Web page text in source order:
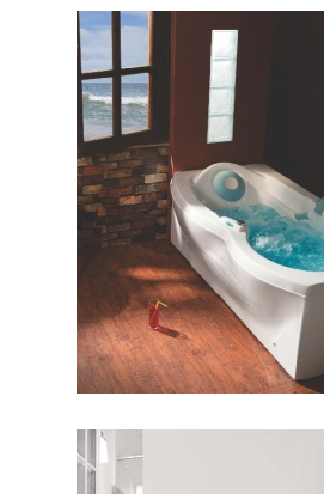
وان البا ۱۷۰